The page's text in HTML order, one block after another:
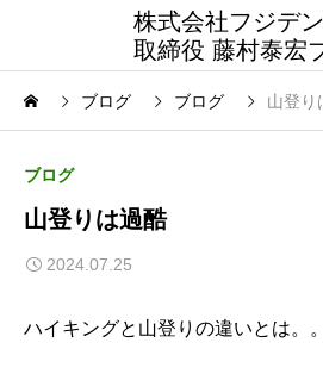
株式会社フジデ
取締役 藤村泰宏
ブログ ブログ 山登り
ブログ
山登りは過酷
2024.07.25
ハイキングと山登りの違いとは。。